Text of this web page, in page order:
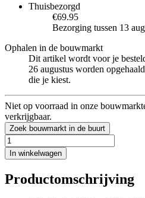
Thuisbezorgd
€69.95
Bezorging tussen 13
Ophalen in de bouwmarkt
Dit artikel wordt voor je
26 augustus worden
die je kiest.
Niet op voorraad in onze
verkrijgbaar.
Zoek bouwmarkt in de buurt
In winkelwagen
Productomschrijving